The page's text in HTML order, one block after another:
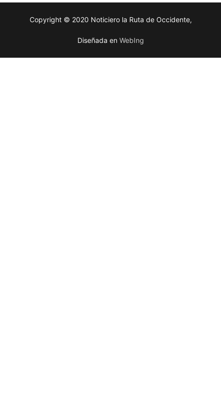
Copyright © 2020 Noticiero la Ruta de Occidente,
Diseñada en WebIng